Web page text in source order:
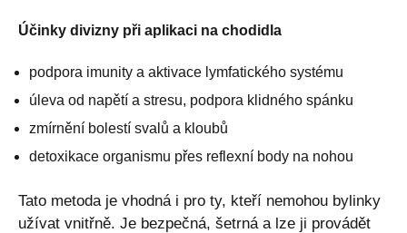
Účinky divizny při aplikaci na chodidla
podpora imunity a aktivace lymfatického systému
úleva od napětí a stresu, podpora klidného spánku
zmírnění bolestí svalů a kloubů
detoxikace organismu přes reflexní body na nohou
Tato metoda je vhodná i pro ty, kteří nemohou bylinky
užívat vnitřně. Je bezpečná, šetrná a lze ji provádět